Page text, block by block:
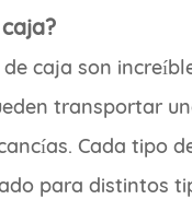
caja son
transportar
Cada tipo
para distintos